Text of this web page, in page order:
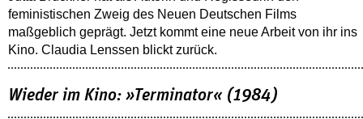
feministischen Zweig des Neuen Deutschen Films
maßgeblich geprägt. Jetzt kommt eine neue Arbeit von ihr ins
Kino. Claudia Lenssen blickt zurück.
Wieder im Kino: »Terminator« (1984)